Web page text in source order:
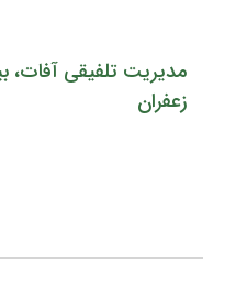
مدیریت تلفیقی آفات،
زعفران